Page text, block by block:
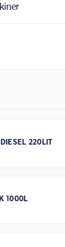
220LIT
1000L